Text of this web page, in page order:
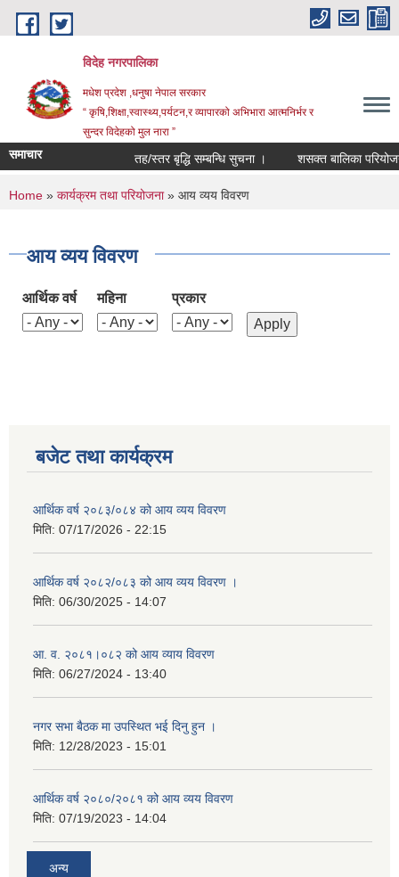
Skip to main content
विदेह नगरपालिका
मधेश प्रदेश ,धनुषा नेपाल सरकार
“ कृषि,शिक्षा,स्वास्थ्य,पर्यटन,र व्यापारको अभिभारा आत्मनिर्भर र
सुन्दर विदेहको मुल नारा ”
समाचार तह/स्तर बृद्धि सम्बन्धि सुचना । शसक्त बालिका
You are here
Home » कार्यक्रम तथा परियोजना» आय व्यय विवरण
आय व्यय विवरण
आर्थिक वर्ष महिना प्रकार
बजेट तथा कार्यक्रम
आर्थिक वर्ष २०८३/०८४ को आय व्यय विवरण
मिति: 07/17/2026 - 22:15
आर्थिक वर्ष २०८२/०८३ को आय व्यय विवरण ।
मिति: 06/30/2025 - 14:07
आ. व. २०८१।०८२ को आय व्याय विवरण
मिति: 06/27/2024 - 13:40
नगर सभा बैठक मा उपस्थित भई दिनु हुन ।
मिति: 12/28/2023 - 15:01
आर्थिक वर्ष २०८०/२०८१ को आय व्यय विवरण
मिति: 07/19/2023 - 14:04
अन्य